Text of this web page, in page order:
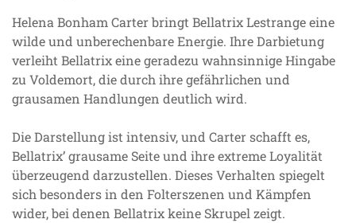
Helena Bonham Carter bringt Bellatrix Lestrange eine
wilde und unberechenbare Energie. Ihre Darbietung
verleiht Bellatrix eine geradezu wahnsinnige Hingabe
zu Voldemort, die durch ihre gefährlichen und
grausamen Handlungen deutlich wird.
Die Darstellung ist intensiv, und Carter schafft es,
Bellatrix’ grausame Seite und ihre extreme Loyalität
überzeugend darzustellen. Dieses Verhalten spiegelt
sich besonders in den Folterszenen und Kämpfen
wider, bei denen Bellatrix keine Skrupel zeigt.